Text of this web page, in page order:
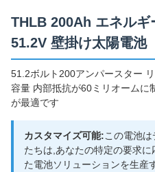
THLB 200Ah エネルギ
51.2V 壁掛け太陽電池
51.2ボルト200アンパースター
容量 内部抵抗が60ミリオームに
が最適です
カスタマイズ可能:この電池
たちは,あなたの特定の要求
た電池ソリューションを生産